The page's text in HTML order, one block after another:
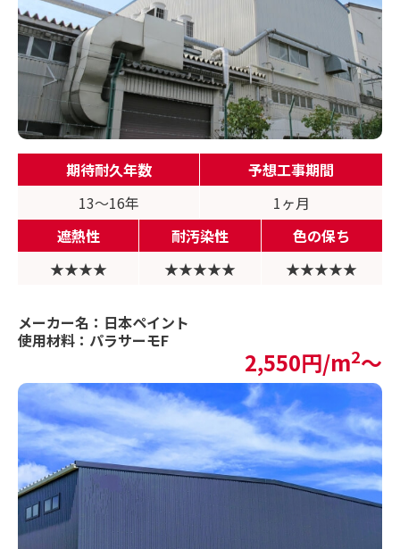
期待耐久年数
予想工事期間
13〜16年
1ヶ月
遮熱性
耐汚染性
色の保ち
★★★★
★★★★★ ★★★★★
メーカー名：日本ペイント
使用材料：パラサーモF
2,550円/m2〜